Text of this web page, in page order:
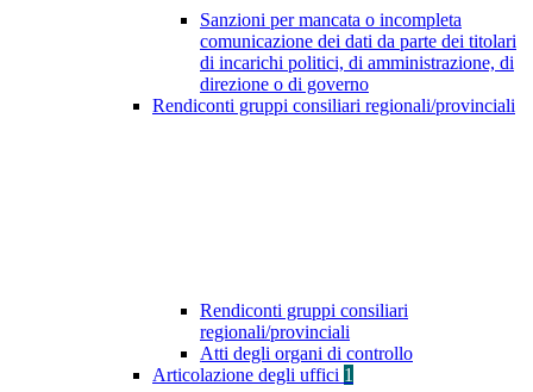
Sanzioni per mancata o incompleta
comunicazione dei dati da parte dei titolari
di incarichi politici, di amministrazione, di
direzione o di governo
Rendiconti gruppi consiliari regionali/provinciali
Rendiconti gruppi consiliari
regionali/provinciali
Atti degli organi di controllo
Articolazione degli uffici 1